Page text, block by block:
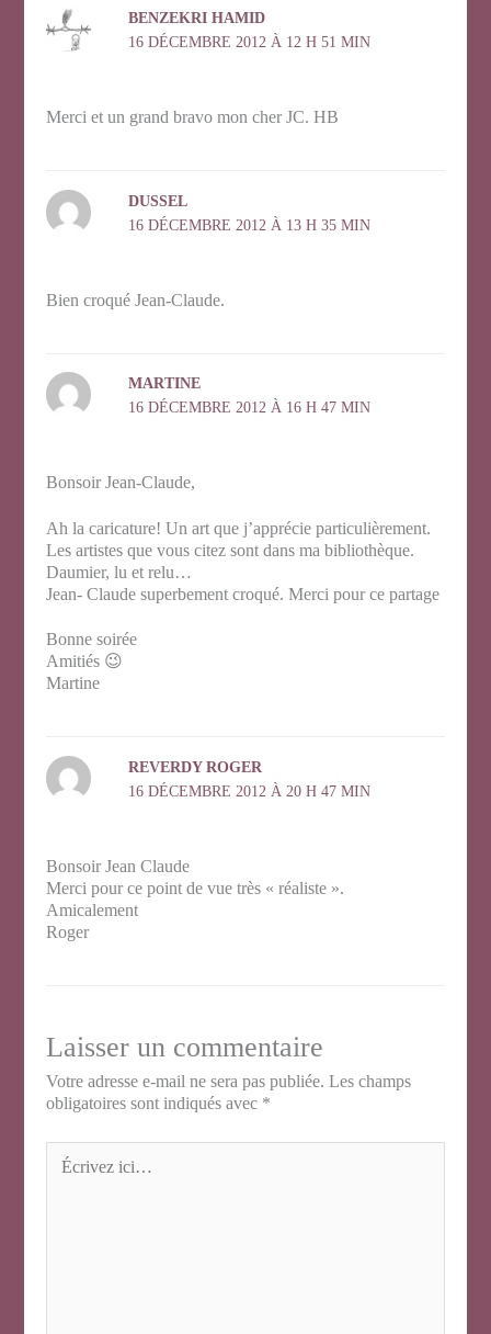
BENZEKRI HAMID
16 DÉCEMBRE 2012 À 12 H 51 MIN
Merci et un grand bravo mon cher JC. HB
DUSSEL
16 DÉCEMBRE 2012 À 13 H 35 MIN
Bien croqué Jean-Claude.
MARTINE
16 DÉCEMBRE 2012 À 16 H 47 MIN
Bonsoir Jean-Claude,
Ah la caricature! Un art que j’apprécie particulièrement.
Les artistes que vous citez sont dans ma bibliothèque.
Daumier, lu et relu…
Jean- Claude superbement croqué. Merci pour ce partage
Bonne soirée
Amitiés 😉
Martine
REVERDY ROGER
16 DÉCEMBRE 2012 À 20 H 47 MIN
Bonsoir Jean Claude
Merci pour ce point de vue très « réaliste ».
Amicalement
Roger
Laisser un commentaire
Votre adresse e-mail ne sera pas publiée. Les champs
obligatoires sont indiqués avec *
Écrivez
ici…